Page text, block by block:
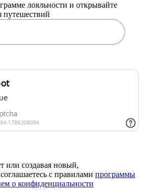
лояльности и открывайте
путешествий
или создавая новый,
с правилами программы
о конфиденциальности